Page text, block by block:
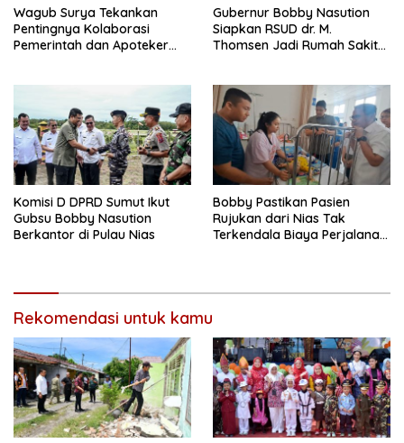
Wagub Surya Tekankan
Pentingnya Kolaborasi
Pemerintah dan Apoteker
Gubernur Bobby Nasution
Siapkan RSUD dr. M.
Thomsen Jadi Rumah Sakit
Komisi D DPRD Sumut Ikut
Gubsu Bobby Nasution
Berkantor di Pulau Nias
Bobby Pastikan Pasien
Rujukan dari Nias Tak
Terkendala Biaya Perjalanan
Rekomendasi untuk kamu